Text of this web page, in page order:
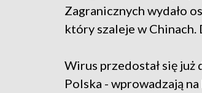
Zagranicznych wydało
który szaleje w Chinach.
Wirus przedostał się
Polska - wprowadzają